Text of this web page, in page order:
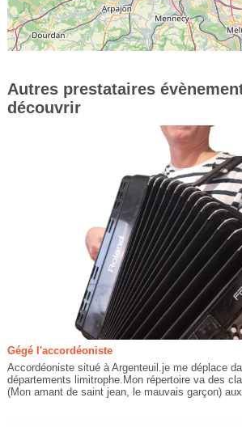
Autres prestataires
découvrir
Gégé l'accordéoniste
Accordéoniste situé à Argenteuil.je me déplace
départements limitrophe.Mon répertoire va des
(Mon amant de saint jean, le mauvais garçon)